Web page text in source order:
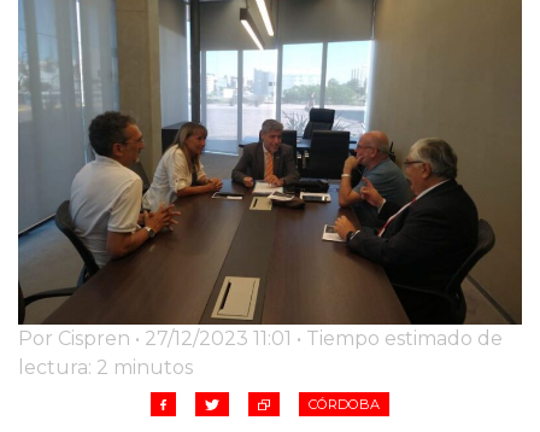
Por Cispren • 27/12/2023 11:01 • Tiempo estimado de
lectura: 2 minutos
CÓRDOBA